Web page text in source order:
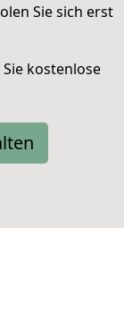
Sie sich erst
kostenlose